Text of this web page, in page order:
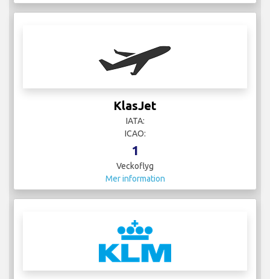
KlasJet
IATA:
ICAO:
1
Veckoflyg
Mer information